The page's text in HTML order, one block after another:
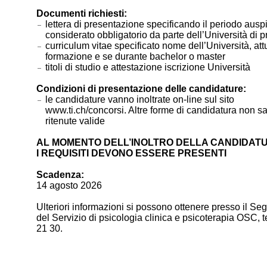
Documenti richiesti:
lettera di presentazione specificando il periodo
considerato obbligatorio da parte dell’Università di
curriculum vitae specificato nome dell’Università,
formazione e se durante bachelor o master
titoli di studio e attestazione iscrizione Università
Condizioni di presentazione delle candidature:
le candidature vanno inoltrate on-line sul sito
www.ti.ch/concorsi. Altre forme di candidatura non
ritenute valide
AL MOMENTO DELL’INOLTRO DELLA
I REQUISITI DEVONO ESSERE PRESENTI
Scadenza:
14 agosto 2026
Ulteriori informazioni si possono ottenere presso il
del Servizio di psicologia clinica e psicoterapia OSC,
21 30.